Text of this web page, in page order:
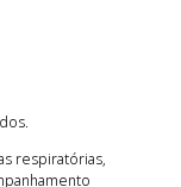
respiratórias,